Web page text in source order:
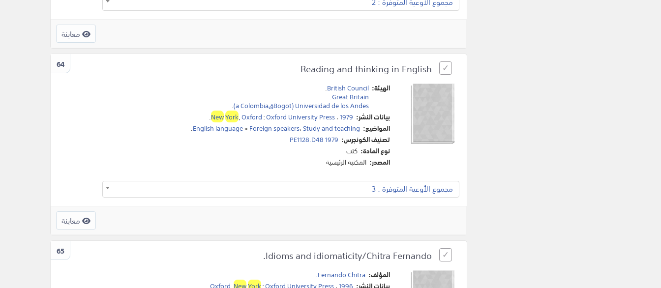
معاينة
64
الهيئة: British Council
.
Great Britain
.
Universidad de los Andes (Bogotقa Colombia)
.
بيانات النشر:
NewYork,Oxford:Oxford University Press،1979
.
المواضيع:
English language>Foreign speakers،Study and teaching
.
تصنيف الكونجرس: PE1128.D48 1979
نوع المادة: كتب
المصدر: المكتبة الرئيسية
مجموع الأوعية المتوفرة : 3
معاينة
65
المؤلف: Fernando Chitra
.
بيانات النشر:
Oxford,NewYork:Oxford University Press،1996
.